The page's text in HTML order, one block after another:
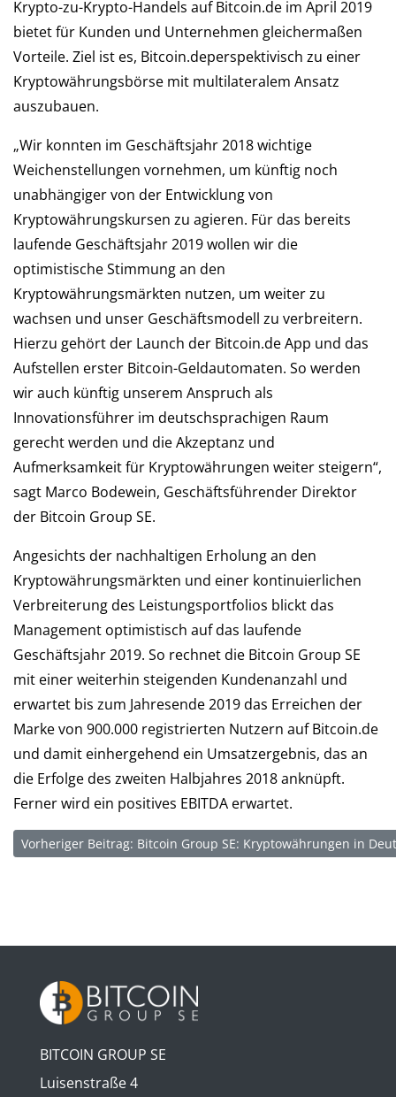
Krypto-zu-Krypto-Handels auf Bitcoin.de im April 2019
bietet für Kunden und Unternehmen gleichermaßen
Vorteile. Ziel ist es, Bitcoin.deperspektivisch zu einer
Kryptowährungsbörse mit multilateralem Ansatz
auszubauen.
„Wir konnten im Geschäftsjahr 2018 wichtige
Weichenstellungen vornehmen, um künftig noch
unabhängiger von der Entwicklung von
Kryptowährungskursen zu agieren. Für das bereits
laufende Geschäftsjahr 2019 wollen wir die
optimistische Stimmung an den
Kryptowährungsmärkten nutzen, um weiter zu
wachsen und unser Geschäftsmodell zu verbreitern.
Hierzu gehört der Launch der Bitcoin.de App und das
Aufstellen erster Bitcoin-Geldautomaten. So werden
wir auch künftig unserem Anspruch als
Innovationsführer im deutschsprachigen Raum
gerecht werden und die Akzeptanz und
Aufmerksamkeit für Kryptowährungen weiter steigern“,
sagt Marco Bodewein, Geschäftsführender Direktor
der Bitcoin Group SE.
Angesichts der nachhaltigen Erholung an den
Kryptowährungsmärkten und einer kontinuierlichen
Verbreiterung des Leistungsportfolios blickt das
Management optimistisch auf das laufende
Geschäftsjahr 2019. So rechnet die Bitcoin Group SE
mit einer weiterhin steigenden Kundenanzahl und
erwartet bis zum Jahresende 2019 das Erreichen der
Marke von 900.000 registrierten Nutzern auf Bitcoin.de
und damit einhergehend ein Umsatzergebnis, das an
die Erfolge des zweiten Halbjahres 2018 anknüpft.
Ferner wird ein positives EBITDA erwartet.
Vorheriger Beitrag: Bitcoin Group SE: Kryptowährungen in
BITCOIN GROUP SE
Luisenstraße 4